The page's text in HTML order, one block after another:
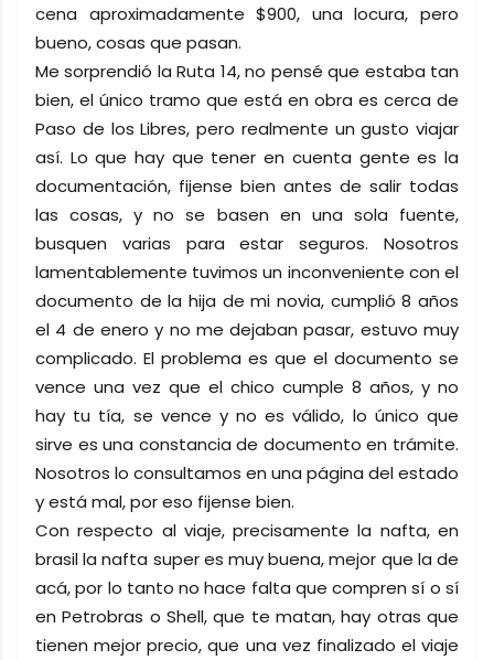
cena aproximadamente $900, una locura, pero
bueno, cosas que pasan.
Me sorprendió la Ruta 14, no pensé que estaba tan
bien, el único tramo que está en obra es cerca de
Paso de los Libres, pero realmente un gusto viajar
así. Lo que hay que tener en cuenta gente es la
documentación, fijense bien antes de salir todas
las cosas, y no se basen en una sola fuente,
busquen varias para estar seguros. Nosotros
lamentablemente tuvimos un inconveniente con el
documento de la hija de mi novia, cumplió 8 años
el 4 de enero y no me dejaban pasar, estuvo muy
complicado. El problema es que el documento se
vence una vez que el chico cumple 8 años, y no
hay tu tía, se vence y no es válido, lo único que
sirve es una constancia de documento en trámite.
Nosotros lo consultamos en una página del estado
y está mal, por eso fijense bien.
Con respecto al viaje, precisamente la nafta, en
brasil la nafta super es muy buena, mejor que la de
acá, por lo tanto no hace falta que compren sí o sí
en Petrobras o Shell, que te matan, hay otras que
tienen mejor precio, que una vez finalizado el viaje